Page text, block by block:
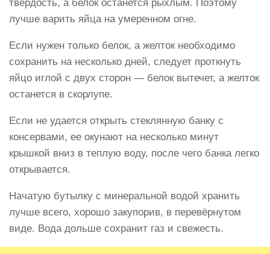
твёрдость, а белок останется рыхлым. Поэтому
лучше варить яйца на умеренном огне.
Если нужен только белок, а желток необходимо
сохранить на несколько дней, следует проткнуть
яйцо иглой с двух сторон — белок вытечет, а желток
останется в скорлупе.
Если не удается открыть стеклянную банку с
консервами, ее окунают на несколько минут
крышкой вниз в теплую воду, после чего банка легко
открывается.
Начатую бутылку с минеральной водой хранить
лучше всего, хорошо закупорив, в перевёрнутом
виде. Вода дольше сохранит газ и свежесть.